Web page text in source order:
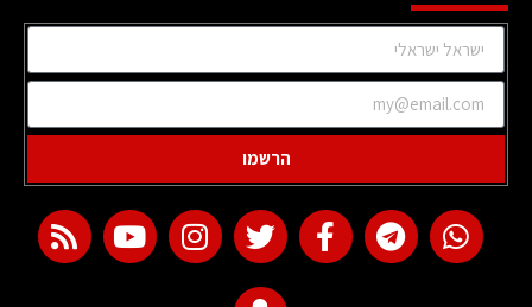
הרשמו